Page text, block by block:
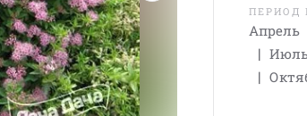
ПЕРИОД
Апрель
|
|